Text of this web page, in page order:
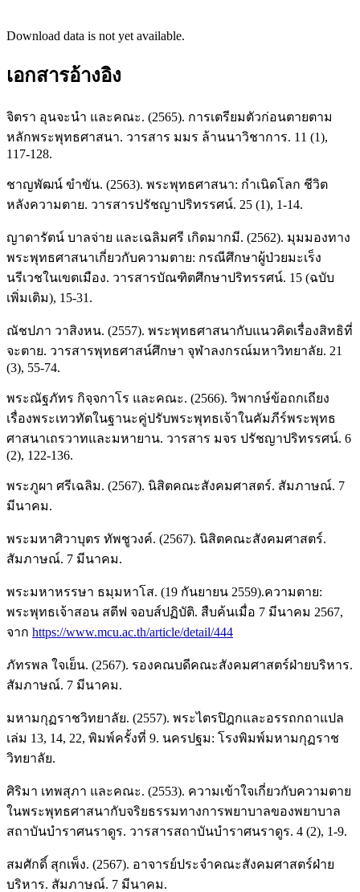
Download data is not yet available.
เอกสารอ้างอิง
จิตรา อุนจะนำ และคณะ. (2565). การเตรียมตัวก่อนตายตาม
หลักพระพุทธศาสนา. วารสาร มมร ล้านนาวิชาการ. 11 (1),
117-128.
ชาญพัฒน์ ขำขัน. (2563). พระพุทธศาสนา: กำเนิดโลก ชีวิต
หลังความตาย. วารสารปรัชญาปริทรรศน์. 25 (1), 1-14.
ญาดารัตน์ บาลจ่าย และเฉลิมศรี เกิดมากมี. (2562). มุมมองทาง
พระพุทธศาสนาเกี่ยวกับความตาย: กรณีศึกษาผู้ป่วยมะเร็ง
นรีเวชในเขตเมือง. วารสารบัณฑิตศึกษาปริทรรศน์. 15 (ฉบับ
เพิ่มเติม), 15-31.
ณัชปภา วาสิงหน. (2557). พระพุทธศาสนากับแนวคิดเรื่องสิทธิที่
จะตาย. วารสารพุทธศาสน์ศึกษา จุฬาลงกรณ์มหาวิทยาลัย. 21
(3), 55-74.
พระณัฐภัทร กิจฺจกาโร และคณะ. (2566). วิพากษ์ข้อถกเถียง
เรื่องพระเทวทัตในฐานะคู่ปรับพระพุทธเจ้าในคัมภีร์พระพุทธ
ศาสนาเถรวาทและมหายาน. วารสาร มจร ปรัชญาปริทรรศน์. 6
(2), 122-136.
พระภูผา ศรีเฉลิม. (2567). นิสิตคณะสังคมศาสตร์. สัมภาษณ์. 7
มีนาคม.
พระมหาศิวาบุตร ทัพชูวงค์. (2567). นิสิตคณะสังคมศาสตร์.
สัมภาษณ์. 7 มีนาคม.
พระมหาหรรษา ธมฺมหาโส. (19 กันยายน 2559).ความตาย:
พระพุทธเจ้าสอน สตีฟ จอบส์ปฏิบัติ. สืบค้นเมื่อ 7 มีนาคม 2567,
จาก https://www.mcu.ac.th/article/detail/444
ภัทรพล ใจเย็น. (2567). รองคณบดีคณะสังคมศาสตร์ฝ่ายบริหาร.
สัมภาษณ์. 7 มีนาคม.
มหามกุฏราชวิทยาลัย. (2557). พระไตรปิฎกและอรรถกถาแปล
เล่ม 13, 14, 22, พิมพ์ครั้งที่ 9. นครปฐม: โรงพิมพ์มหามกุฏราช
วิทยาลัย.
ศิริมา เทพสุภา และคณะ. (2553). ความเข้าใจเกี่ยวกับความตาย
ในพระพุทธศาสนากับจริยธรรมทางการพยาบาลของพยาบาล
สถาบันบำราศนราดูร. วารสารสถาบันบำราศนราดูร. 4 (2), 1-9.
สมศักดิ์ สุกเพ็ง. (2567). อาจารย์ประจำคณะสังคมศาสตร์ฝ่าย
บริหาร. สัมภาษณ์. 7 มีนาคม.